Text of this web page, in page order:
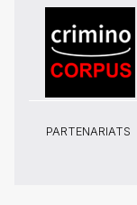
PARTENARIATS